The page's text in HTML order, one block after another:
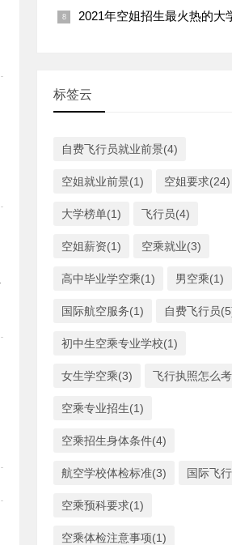
2021年空姐招生最火热的大学榜单_点击
标签云
自费飞行员就业前景(4)
空姐就业前景(1) 空姐要求(24)
大学榜单(1) 飞行员(4)
空姐薪资(1) 空乘就业(3)
高中毕业学空乘(1) 男空乘(1)
国际航空服务(1) 自费飞行员
初中生空乘专业学校(1)
女生学空乘(3) 飞行执照怎么
空乘专业招生(1)
空乘招生身体条件(4)
航空学校体检标准(3) 国际飞
空乘预科要求(1)
空乘体检注意事项(1)